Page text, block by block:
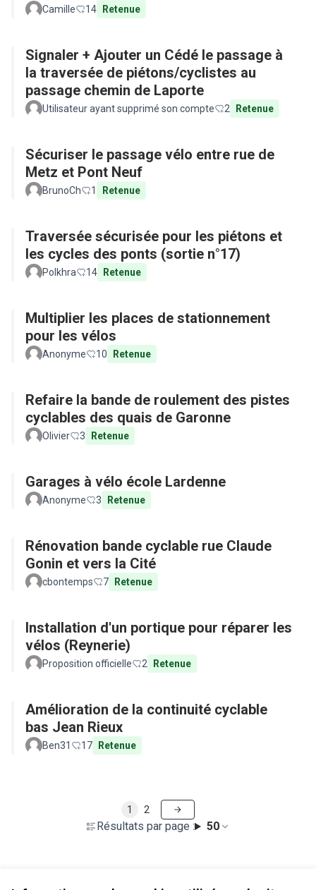
Camille 14 Retenue
Signaler + Ajouter un Cédé le passage à
la traversée de piétons/cyclistes au
passage chemin de Laporte
Utilisateur ayant supprimé son compte 2 Retenue
Sécuriser le passage vélo entre rue de
Metz et Pont Neuf
BrunoCh 1 Retenue
Traversée sécurisée pour les piétons et
les cycles des ponts (sortie n°17)
Polkhra 14 Retenue
Multiplier les places de stationnement
pour les vélos
Anonyme 10 Retenue
Refaire la bande de roulement des pistes
cyclables des quais de Garonne
Olivier 3 Retenue
Garages à vélo école Lardenne
Anonyme 3 Retenue
Rénovation bande cyclable rue Claude
Gonin et vers la Cité
cbontemps 7 Retenue
Installation d'un portique pour réparer les
vélos (Reynerie)
Proposition officielle 2 Retenue
Amélioration de la continuité cyclable
bas Jean Rieux
Ben31 17 Retenue
Résultats par page : 50
1 2